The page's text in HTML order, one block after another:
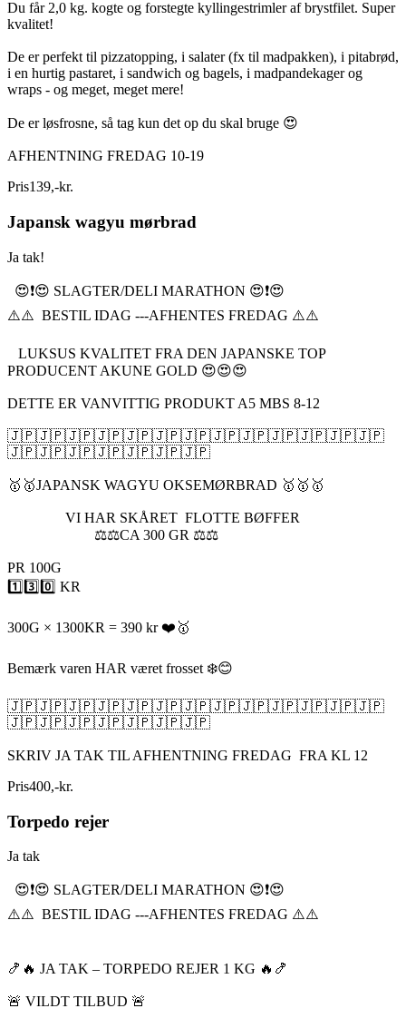
Du får 2,0 kg. kogte og forstegte kyllingestrimler af brystfilet. Super
kvalitet!
De er perfekt til pizzatopping, i salater (fx til madpakken), i pitabrød,
i en hurtig pastaret, i sandwich og bagels, i madpandekager og
wraps - og meget, meget mere!
De er løsfrosne, så tag kun det op du skal bruge 😍
AFHENTNING FREDAG 10-19
Pris139,-kr.
Japansk wagyu mørbrad
Ja tak!
😍❗️😍 SLAGTER/DELI MARATHON 😍❗️😍
⚠️⚠️ BESTIL IDAG ---AFHENTES FREDAG ⚠️⚠️
LUKSUS KVALITET FRA DEN JAPANSKE TOP
PRODUCENT AKUNE GOLD 😍😍😍
DETTE ER VANVITTIG PRODUKT A5 MBS 8-12
🇯🇵🇯🇵🇯🇵🇯🇵🇯🇵🇯🇵🇯🇵🇯🇵🇯🇵🇯🇵🇯🇵🇯🇵🇯🇵
🇯🇵🇯🇵🇯🇵🇯🇵🇯🇵🇯🇵🇯🇵
🥇🥇JAPANSK WAGYU OKSEMØRBRAD 🥇🥇🥇
VI HAR SKÅRET FLOTTE BØFFER
⚖️⚖️CA 300 GR ⚖️⚖️
PR 100G
1️⃣3️⃣0️⃣ KR
300G × 1300KR = 390 kr ❤️🥇
Bemærk varen HAR været frosset ❄️😊
🇯🇵🇯🇵🇯🇵🇯🇵🇯🇵🇯🇵🇯🇵🇯🇵🇯🇵🇯🇵🇯🇵🇯🇵🇯🇵
🇯🇵🇯🇵🇯🇵🇯🇵🇯🇵🇯🇵🇯🇵
SKRIV JA TAK TIL AFHENTNING FREDAG FRA KL 12
Pris400,-kr.
Torpedo rejer
Ja tak
😍❗️😍 SLAGTER/DELI MARATHON 😍❗️😍
⚠️⚠️ BESTIL IDAG ---AFHENTES FREDAG ⚠️⚠️
🍤🔥 JA TAK – TORPEDO REJER 1 KG 🔥🍤
🚨 VILDT TILBUD 🚨